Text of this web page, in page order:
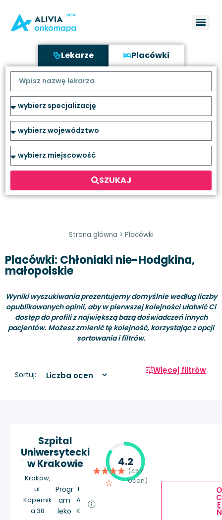
Lekarze Placówki
SZUKAJ
Strona główna > Placówki
Placówki: Chłoniaki nie-Hodgkina,
małopolskie
Wyniki wyszukiwania prezentujemy domyślnie według liczby
opublikowanych opinii, aby w pierwszej kolejności ułatwić Ci
dostęp do profili z największą bazą doświadczeń innych
pacjentów. Możesz zmienić tę kolejność, korzystając z opcji
sortowania i filtrów.
Sortuj: Więcej filtrów
Szpital
Uniwersytecki
w Krakowie
Kraków,
ul.
Kopernik
a 38
Progr
am
leko
T
A
K
4.2
(457
ocen)
O
C
E
Ń